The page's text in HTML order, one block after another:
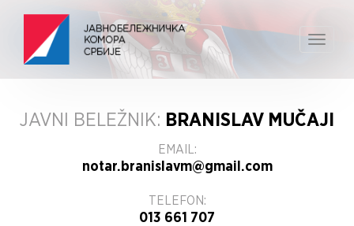
Toggle
JAVNI BELEŽNIK: BRANISLAV MUČAJI
EMAIL:
notar.branislavm@gmail.com
TELEFON:
013 661 707